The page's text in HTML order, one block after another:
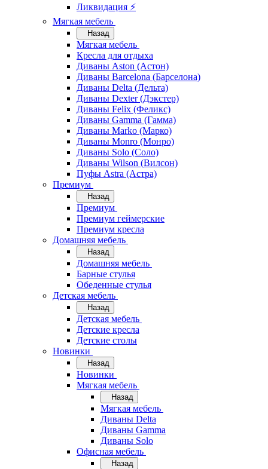
Ликвидация ⚡
Мягкая мебель
Назад
Мягкая мебель
Кресла для отдыха
Диваны Aston (Астон)
Диваны Barcelona (Барселона)
Диваны Delta (Дельта)
Диваны Dexter (Дэкстер)
Диваны Felix (Феликс)
Диваны Gamma (Гамма)
Диваны Marko (Марко)
Диваны Monro (Монро)
Диваны Solo (Соло)
Диваны Wilson (Вилсон)
Пуфы Astra (Астра)
Премиум
Назад
Премиум
Премиум геймерские
Премиум кресла
Домашняя мебель
Назад
Домашняя мебель
Барные стулья
Обеденные стулья
Детская мебель
Назад
Детская мебель
Детские кресла
Детские столы
Новинки
Назад
Новинки
Мягкая мебель
Назад
Мягкая мебель
Диваны Delta
Диваны Gamma
Диваны Solo
Офисная мебель
Назад